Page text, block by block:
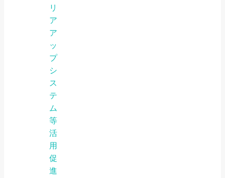
リ
ア
ア
ッ
プ
シ
ス
テ
ム
等
活
用
促
進